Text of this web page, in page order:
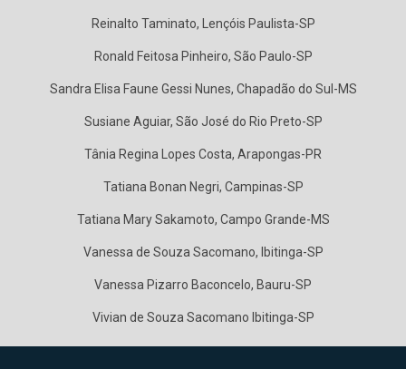
Reinalto Taminato, Lençóis Paulista-SP
Ronald Feitosa Pinheiro, São Paulo-SP
Sandra Elisa Faune Gessi Nunes, Chapadão do Sul-MS
Susiane Aguiar, São José do Rio Preto-SP
Tânia Regina Lopes Costa, Arapongas-PR
Tatiana Bonan Negri, Campinas-SP
Tatiana Mary Sakamoto, Campo Grande-MS
Vanessa de Souza Sacomano, Ibitinga-SP
Vanessa Pizarro Baconcelo, Bauru-SP
Vivian de Souza Sacomano Ibitinga-SP